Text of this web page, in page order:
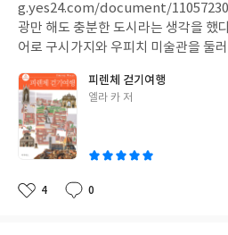
탈출하는 과정은 운명의 장난과도 같
규군은 이들에게 연패를 당하고, 삼니
류하자 스파르타쿠스는 왕과 같은 존
합류하려던 계획이 좌절되고, 시칠리
력을 상실하게 되었다. 세르토리우스
니아로 갈 수도 없고, 시칠리아로 가는
을 빚고, 항복협상마저 좌절되며 크라
정벌당했다. 크라수스가 집행한 엄청
도 않지만 카이사르도 해적들에게 십
권위에 저항하는 이들에게 본보기로
g.yes24.com/document/11057230
광만 해도 충분한 도시라는 생각을 했
어로 구시가지와 우피치 미술관을 둘
오토의 종탑과 두오모 오페라 박물관
의 티본 스테이크를 적포도주를 곁들여
로 돌아와 시차때문에 졸리운 눈을 비벼가며 읽은 『피렌체
행』에서 미처 알지못했던 장소들을
타 크로체 : 유령과 함께 걷다」, 「보
미니아토 알 몬테 : 더 높은 곳으로」,
피렌체 걷기여행
글
엘라 카 저
좋
4
댓
0
작